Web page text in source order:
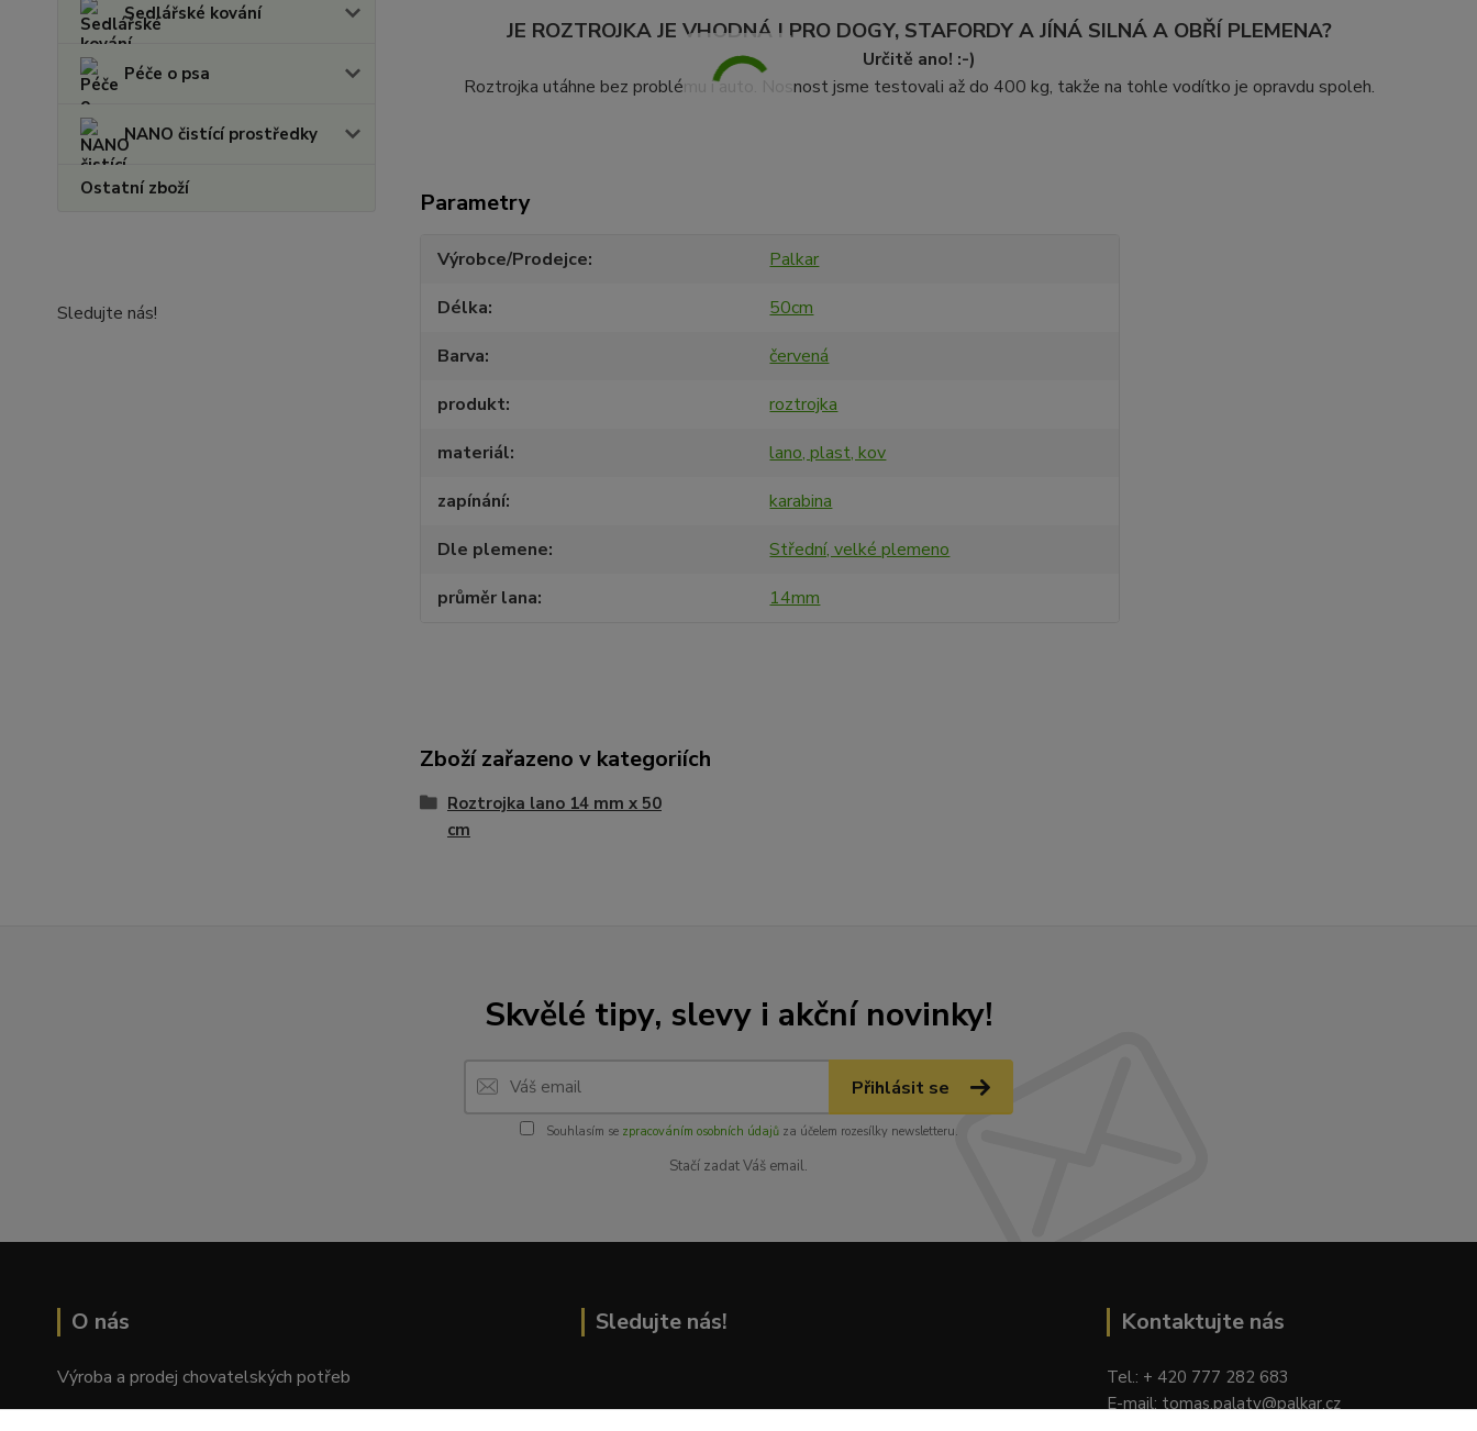
Sedlářské kování
Péče o psa
NANO čistící prostředky
Ostatní zboží
Sledujte nás!
JE ROZTROJKA JE VHODNÁ I PRO DOGY, STAFORDY A JÍNÁ SILNÁ A OBŘÍ PLEMENA?
Určitě ano! :-)
Roztrojka utáhne bez problému i auto. Nosnost jsme testovali až do 400 kg, takže na tohle vodítko je opravdu spoleh.
Parametry
Výrobce/Prodejce
Palkar
Délka
50cm
Barva
červená
produkt
roztrojka
materiál
lano, plast, kov
zapínání
karabina
Dle plemene
Střední, velké plemeno
průměr lana
14mm
Zboží zařazeno v kategoriích
Roztrojka lano 14 mm x 50
cm
Skvělé tipy, slevy i akční novinky!
Přihlásit se
Souhlasím se zpracováním osobních údajůza účelem rozesílky newsletteru.
Stačí zadat Váš email.
O nás
Výroba a prodej chovatelských potřeb
Sledujte nás! Kontaktujte nás
Tel.: + 420 777 282 683
E-mail: tomas.palaty@palkar.cz